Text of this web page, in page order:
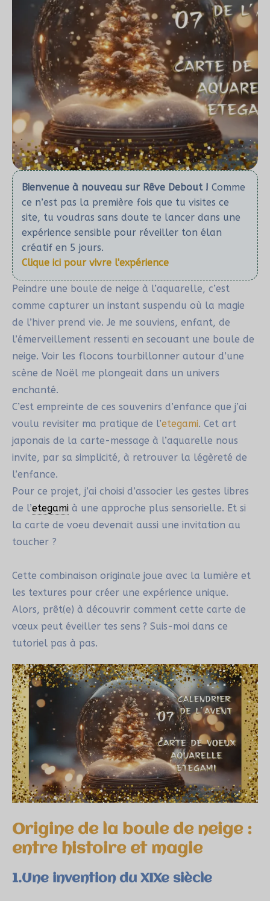
Bienvenue à nouveau sur Rêve Debout ! Comme
ce n’est pas la première fois que tu visites ce
site, tu voudras sans doute te lancer dans une
expérience sensible pour réveiller ton élan
créatif en 5 jours.
Clique ici pour vivre l'expérience
Peindre une boule de neige à l’aquarelle, c’est
comme capturer un instant suspendu où la magie
de l’hiver prend vie. Je me souviens, enfant, de
l’émerveillement ressenti en secouant une boule de
neige. Voir les flocons tourbillonner autour d’une
scène de Noël me plongeait dans un univers
enchanté.
C’est empreinte de ces souvenirs d’enfance que j’ai
voulu revisiter ma pratique de l’etegami. Cet art
japonais de la carte-message à l’aquarelle nous
invite, par sa simplicité, à retrouver la légèreté de
l’enfance.
Pour ce projet, j’ai choisi d’associer les gestes libres
de l’etegami à une approche plus sensorielle. Et si
la carte de voeu devenait aussi une invitation au
toucher ?
Cette combinaison originale joue avec la lumière et
les textures pour créer une expérience unique.
Alors, prêt(e) à découvrir comment cette carte de
vœux peut éveiller tes sens ? Suis-moi dans ce
tutoriel pas à pas.
Origine de la boule de neige :
entre histoire et magie
1.Une invention du XIXe siècle